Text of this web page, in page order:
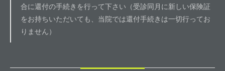
合に還付の手続きを行って下さい（受診同月に新しい保険証
をお持ちいただいても、当院では還付手続きは一切行ってお
りません）